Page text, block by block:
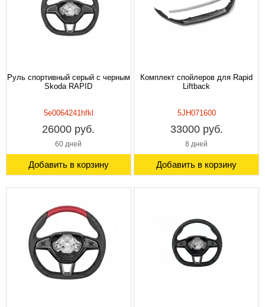
Руль спортивный серый с черным
Skoda RAPID
5e0064241hfkl
26000 руб.
60 дней
Добавить в корзину
Комплект спойлеров для Rapid
Liftback
5JH071600
33000 руб.
8 дней
Добавить в корзину